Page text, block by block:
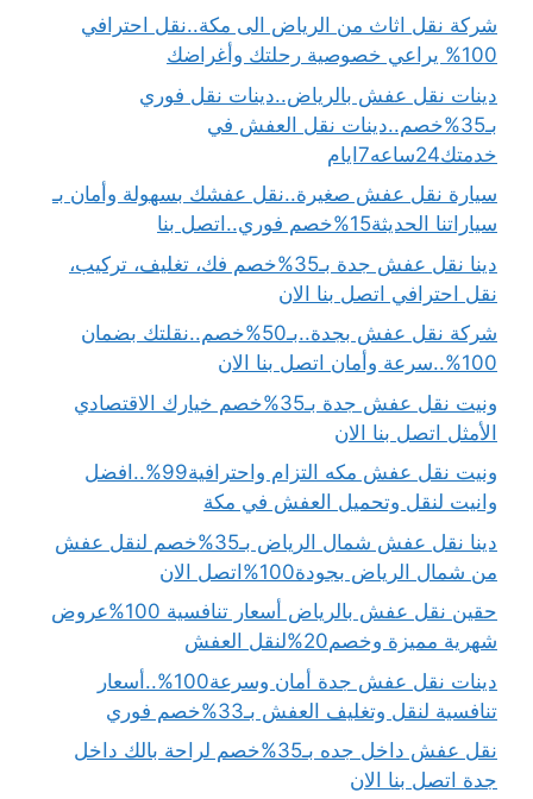
شركة نقل اثاث من الرياض الى مكة..نقل احترافي
100% يراعي خصوصية رحلتك وأغراضك
دينات نقل عفش بالرياض..دينات نقل فوري
بـ35%خصم..دينات نقل العفش في
خدمتك24ساعه7ايام
سيارة نقل عفش صغيرة..نقل عفشك بسهولة وأمان بـ
سياراتنا الحديثة15%خصم فوري..اتصل بنا
دينا نقل عفش جدة بـ35%خصم فك، تغليف، تركيب،
نقل احترافي اتصل بنا الان
شركة نقل عفش بجدة..بـ50%خصم..نقلتك بضمان
100%..سرعة وأمان اتصل بنا الان
ونيت نقل عفش جدة بـ35%خصم خيارك الاقتصادي
الأمثل اتصل بنا الان
ونيت نقل عفش مكه التزام واحترافية99%..افضل
وانيت لنقل وتحميل العفش في مكة
دينا نقل عفش شمال الرياض بـ35%خصم لنقل عفش
من شمال الرياض بجودة100%اتصل الان
حقين نقل عفش بالرياض أسعار تنافسية 100%عروض
شهرية مميزة وخصم20%لنقل العفش
دينات نقل عفش جدة أمان وسرعة100%..أسعار
تنافسية لنقل وتغليف العفش بـ33%خصم فوري
نقل عفش داخل جده بـ35%خصم لراحة بالك داخل
جدة اتصل بنا الان